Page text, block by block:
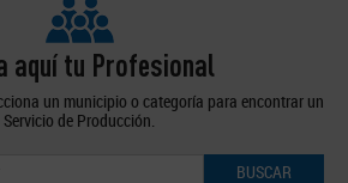
aquí tu Profesional
un municipio o categoría para encontrar un
Servicio de Producción.
BUSCAR